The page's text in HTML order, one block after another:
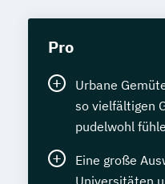
Pro
Urbane
so vielfältigen
pudelwohl
Eine große
Universitäten